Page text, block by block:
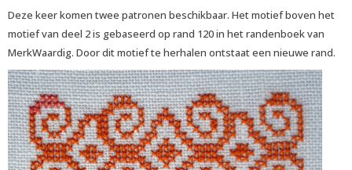
Deze keer komen twee patronen beschikbaar. Het motief boven het
motief van deel 2 is gebaseerd op rand 120 in het randenboek van
MerkWaardig. Door dit motief te herhalen ontstaat een nieuwe rand.